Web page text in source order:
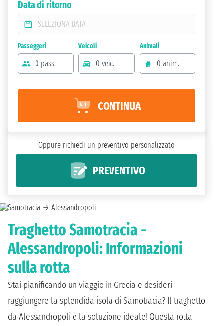
Traghetto Samotracia -
Alessandropoli: Informazioni
sulla rotta
Stai pianificando un viaggio in Grecia e desideri
raggiungere la splendida isola di Samotracia? Il traghetto
da Alessandropoli è la soluzione ideale! Questa rotta
Data di ritorno
Passeggeri
0 pass.
Veicoli
0 veic.
Animali
0 anim.
CONTINUA
Oppure richiedi un preventivo personalizzato
PREVENTIVO